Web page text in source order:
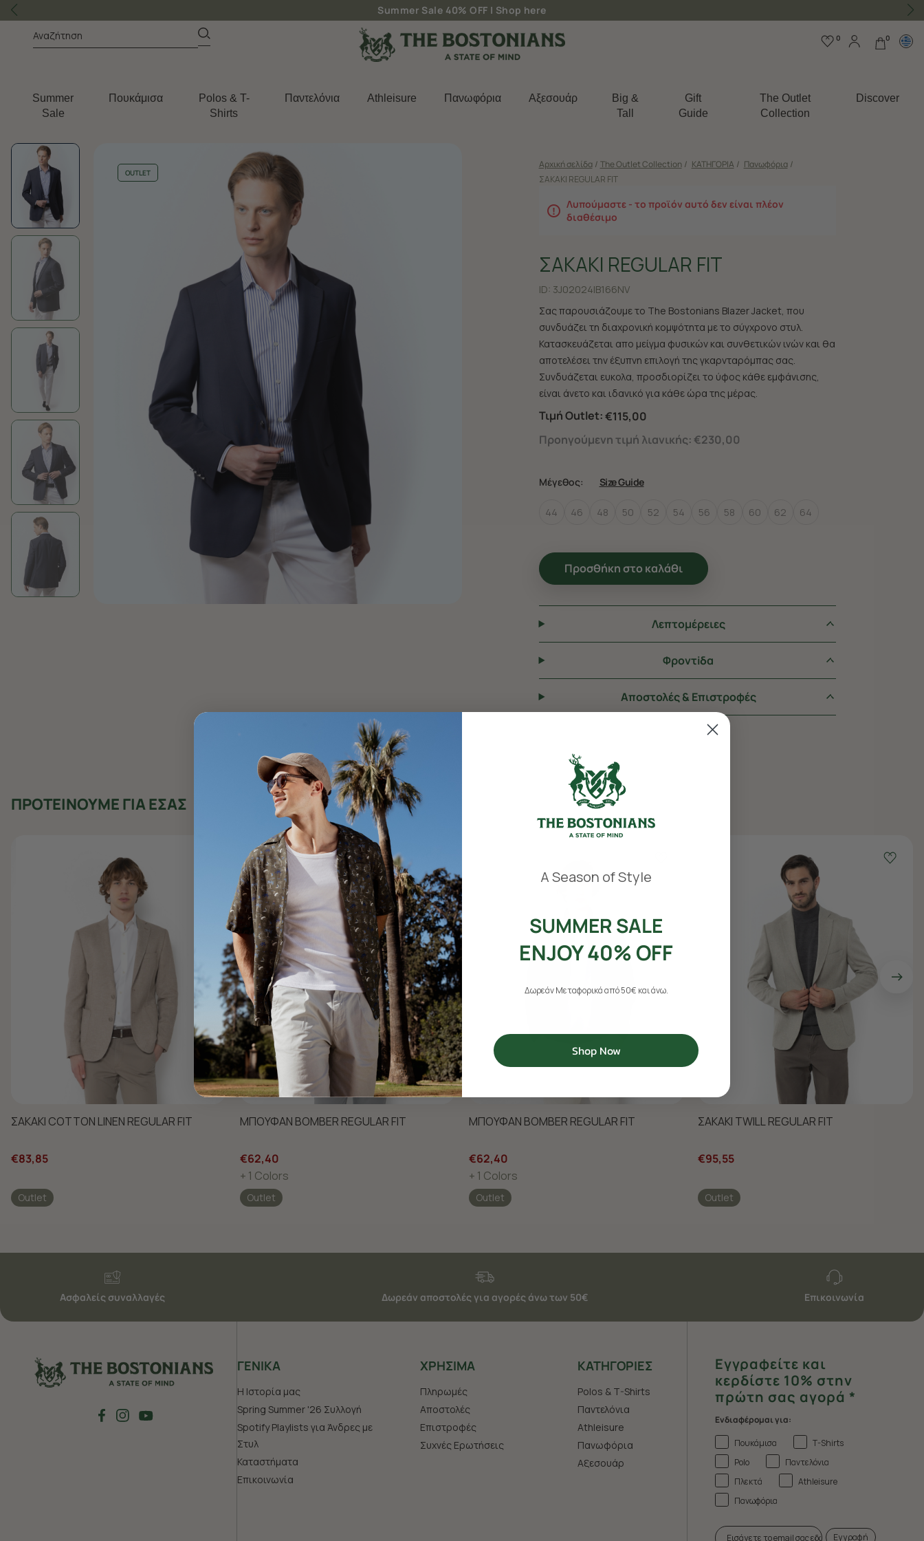
Δωρεάν μεταφορικά για παραγγελίες άνω των 50€
0 0
Summer
Sale
Πουκάμισα
Polos & T-
Shirts
Παντελόνια Athleisure Πανωφόρια Aξεσουάρ
Big &
Tall
Gift
Guide
The Outlet
Collection
Discover
OUTLET
Αρχική σελίδα / The Outlet Collection / ΚΑΤΗΓΟΡΙΑ / Πανωφόρια /
ΣΑΚΑΚΙ REGULAR FIT
Λυπούμαστε - το προϊόν αυτό δεν είναι πλέον
διαθέσιμο
ΣΑΚΑΚΙ REGULAR FIT
ID: 3J02024|B166NV
Σας παρουσιάζουμε το The Bostonians Blazer Jacket, που
συνδυάζει τη διαχρονική κομψότητα με το σύγχρονο στυλ.
Κατασκευάζεται απο μείγμα φυσικών και συνθετικών ινών και θα
αποτελέσει την έξυπνη επιλογή της γκαρνταρόμπας σας.
Συνδυάζεται ευκολα, προσδιορίζει το ύφος κάθε εμφάνισης,
είναι άνετο και ιδανικό για κάθε ώρα της μέρας.
Τιμή Outlet:€115,00
Προηγούμενη τιμή λιανικής: €230,00
Μέγεθος: Size Guide
44 46 48 50 52 54 56 58 60 62 64
Προσθήκη στο καλάθι
Λεπτομέρειες
Φροντiδα
Αποστολές & Επιστροφές
ΠΡΟΤΕΙΝΟΥΜΕ ΓΙΑ ΕΣΑΣ
ΣΑΚΑΚΙ COTTON LINEN REGULAR FIT
€83,85
Outlet
ΜΠΟΥΦΑΝ BOMBER REGULAR FIT
€62,40
+ 1 Colors
Outlet
ΜΠΟΥΦΑΝ BOMBER REGULAR FIT
€62,40
+ 1 Colors
Outlet
ΣΑΚΑΚΙ TWILL REGULAR FIT
€95,55
Outlet
Ασφαλείς συναλλαγές Δωρεάν αποστολές για αγορές άνω των 50€ Επικοινωνία
ΓΕΝΙΚΑ
Η Ιστορία μας
Spring Summer '26 Συλλογή
Spotify Playlists για Άνδρες με
Στυλ
Καταστήματα
Επικοινωνία
ΧΡHΣΙΜΑ
Πληρωμές
Αποστολές
Επιστροφές
Συχνές Ερωτήσεις
ΚΑΤΗΓΟΡΙΕΣ
Polos & T-Shirts
Παντελόνια
Athleisure
Πανωφόρια
Aξεσουάρ
Εγγραφείτε και
κερδίστε 10% στην
πρώτη σας αγορά *
Ενδιαφέρομαι για:
Πουκάμισα
T-Shirts
Polo
Παντελόνια
Πλεκτά
Athleisure
Πανωφόρια
Εγγραφή
A Season of Style
SUMMER SALE
ENJOY 40% OFF
Δωρεάν Μεταφορικά από 50€ και άνω.
Shop Now